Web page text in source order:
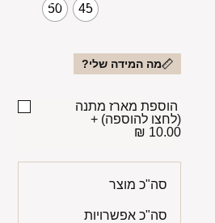
45
50
מה המידה שלי?
הוספת מארז מתנה
(לחצו להוספה) +
10.00 ₪
סה"כ מוצר
סה"כ אפשרויות